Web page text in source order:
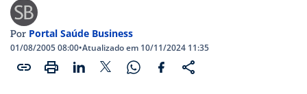
Por Portal Saúde Business
01/08/2005 08:00•Atualizado em 10/11/2024 11:35